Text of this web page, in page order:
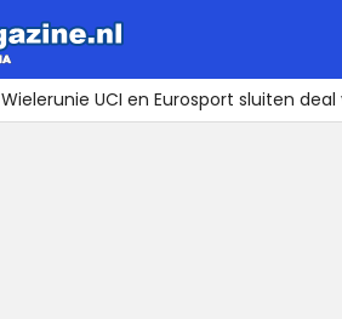
Wielerunie UCI en Eurosport sluiten deal